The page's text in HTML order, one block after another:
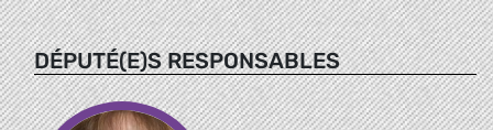
DÉPUTÉ(E)S RESPONSABLES